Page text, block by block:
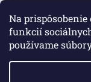
Na
funkcií
používame
Copyright 2026